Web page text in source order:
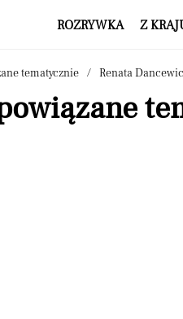
ROZRYWKA Z
tematycznie Renata